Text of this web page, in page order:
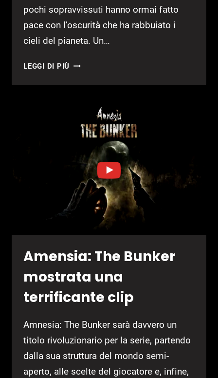
pochi sopravvissuti hanno ormai fatto
pace con l’oscurità che ha rabbuiato i
cieli del pianeta. Un…
LEGGI DI PIÙ BATORA:
HAVEN
RECENSIONE
SWITCH
Amensia: The Bunker
mostrata una
terrificante clip
Amnesia: The Bunker sarà davvero un
titolo rivoluzionario per la serie, partendo
dalla sua struttura del mondo semi-
aperto, alle scelte del giocatore e, infine,